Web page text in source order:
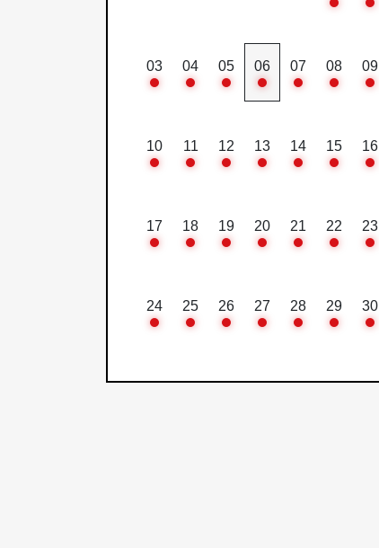
03 04 05 06 07 08 09
10 11 12 13 14 15 16
17 18 19 20 21 22 23
24 25 26 27 28 29 30